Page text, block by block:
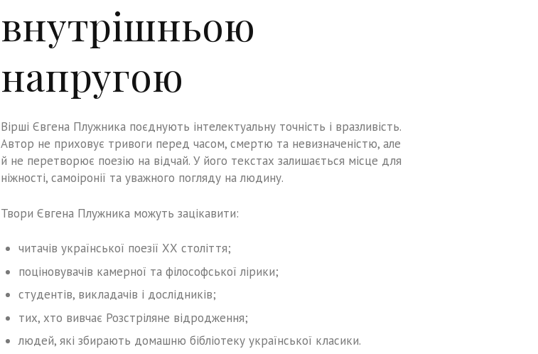
внутрішньою
напругою
Вірші Євгена Плужника поєднують інтелектуальну точність і вразливість.
Автор не приховує тривоги перед часом, смертю та невизначеністю, але
й не перетворює поезію на відчай. У його текстах залишається місце для
ніжності, самоіронії та уважного погляду на людину.
Твори Євгена Плужника можуть зацікавити:
читачів української поезії ХХ століття;
поціновувачів камерної та філософської лірики;
студентів, викладачів і дослідників;
тих, хто вивчає Розстріляне відродження;
людей, які збирають домашню бібліотеку української класики.